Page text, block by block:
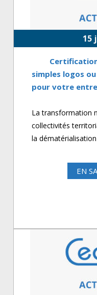
15
simples logos
pour votre
La transformation
collectivités
la
EN